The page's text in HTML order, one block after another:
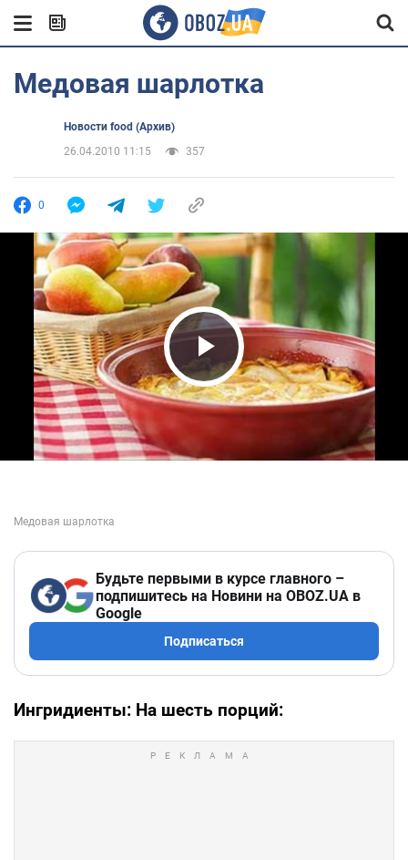
Медовая шарлотка
Новости food (Архив)
26.04.2010 11:15
357
0
Play Video
Будьте первыми в курсе главного –
подпишитесь на Новини на OBOZ.UA в
Google
Подписаться
Ингридиенты: На шесть порций: